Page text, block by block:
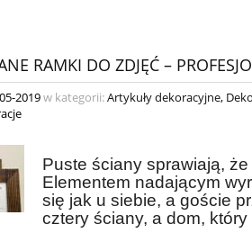
RAMKI DO ZDJĘĆ –
2019w kategorii:Artykuły dekoracyjne,
Puste ściany sprawiają,
Elementem nadającym
się jak u siebie, a goście
cztery ściany, a dom,